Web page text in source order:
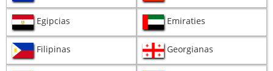
Egipcias Emiraties
Filipinas Georgianas